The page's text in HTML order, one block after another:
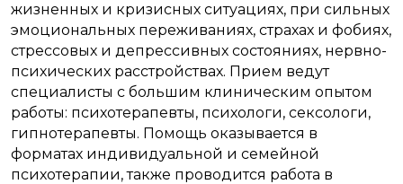
жизненных и кризисных ситуациях, при сильных
эмоциональных переживаниях, страхах и фобиях,
стрессовых и депрессивных состояниях, нервно-
психических расстройствах. Прием ведут
специалисты с большим клиническим опытом
работы: психотерапевты, психологи, сексологи,
гипнотерапевты. Помощь оказывается в
форматах индивидуальной и семейной
психотерапии, также проводится работа в